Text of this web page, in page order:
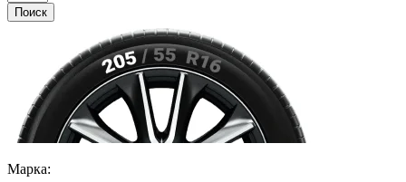
Поиск
Марка: